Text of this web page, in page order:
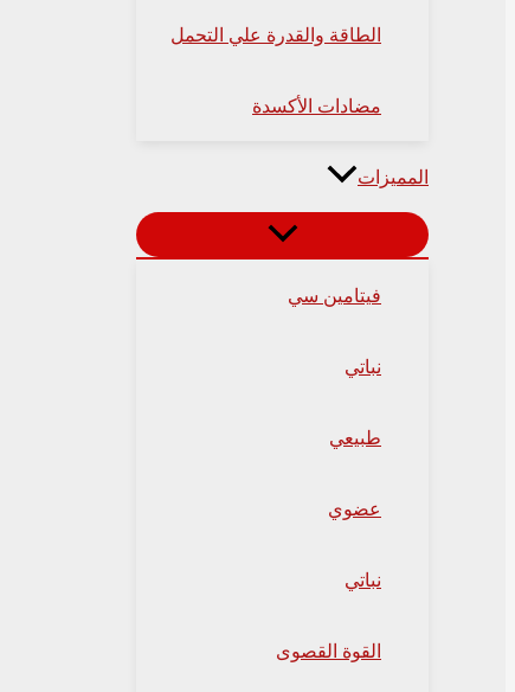
الطاقة والقدرة علي التحمل
مضادات الأكسدة
المميزات
فيتامين سي
نباتي
طبيعي
عضوي
نباتي
القوة القصوى